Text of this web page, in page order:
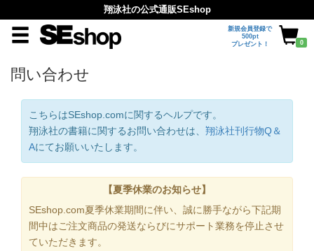
翔泳社の公式通販SEshop
新規会員登録で
500pt
プレゼント！
0
問い合わせ
こちらはSEshop.comに関するヘルプです。
翔泳社の書籍に関するお問い合わせは、 翔泳社刊行物Q＆
Aにてお願いいたします。
【夏季休業のお知らせ】
SEshop.com夏季休業期間に伴い、誠に勝手ながら下記期
間中はご注文商品の発送ならびにサポート業務を停止させ
ていただきます。